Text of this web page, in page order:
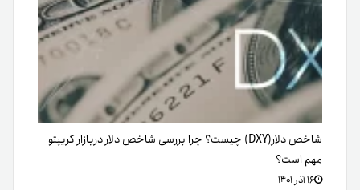
شاخص دلار(DXY) چیست؟ چرا بررسی شاخص دلار دربازار کریپتو
مهم است؟
۱۶ آذر ۱۴۰۱